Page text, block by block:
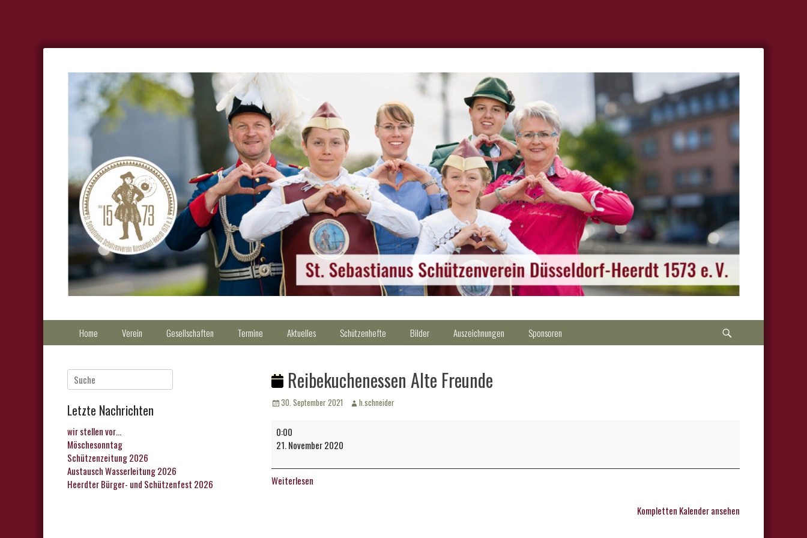
Primärmenu
Home Verein Gesellschaften Termine Aktuelles Schützenhefte Bilder Auszeichnungen Sponsoren
Reibekuchenessen Alte Freunde
Veröffentlicht
30. September 2021 Autorh.schneider
Reibekuchenessen
Alte
Freunde
0:00
21. November 2020
Weiterlesen
Kompletten Kalender ansehen
Suche
nach:
Letzte Nachrichten
wir stellen vor…
Möschesonntag
Schützenzeitung 2026
Austausch Wasserleitung 2026
Heerdter Bürger- und Schützenfest 2026